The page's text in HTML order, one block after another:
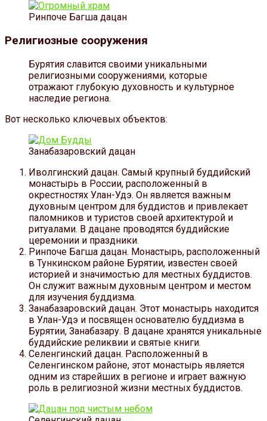
Ринпоче Багша дацан
Религиозные сооружения
Бурятия славится своими уникальными
религиозными сооружениями, которые
отражают глубокую духовность и культурное
наследие региона.
Вот несколько ключевых объектов:
Занабазаровский дацан
Иволгинский дацан. Самый крупный буддийский
монастырь в России, расположенный в
окрестностях Улан-Удэ. Он является важным
духовным центром для буддистов и привлекает
паломников и туристов своей архитектурой и
ритуалами. В дацане проводятся буддийские
церемонии и праздники.
Ринпоче Багша дацан. Монастырь, расположенный
в Тункинском районе Бурятии, известен своей
историей и значимостью для местных буддистов.
Он служит важным духовным центром и местом
для изучения буддизма.
Занабазаровский дацан. Этот монастырь находится
в Улан-Удэ и посвящен основателю буддизма в
Бурятии, Занабазару. В дацане хранятся уникальные
буддийские реликвии и святые книги.
Селенгинский дацан. Расположенный в
Селенгинском районе, этот монастырь является
одним из старейших в регионе и играет важную
роль в религиозной жизни местных буддистов.